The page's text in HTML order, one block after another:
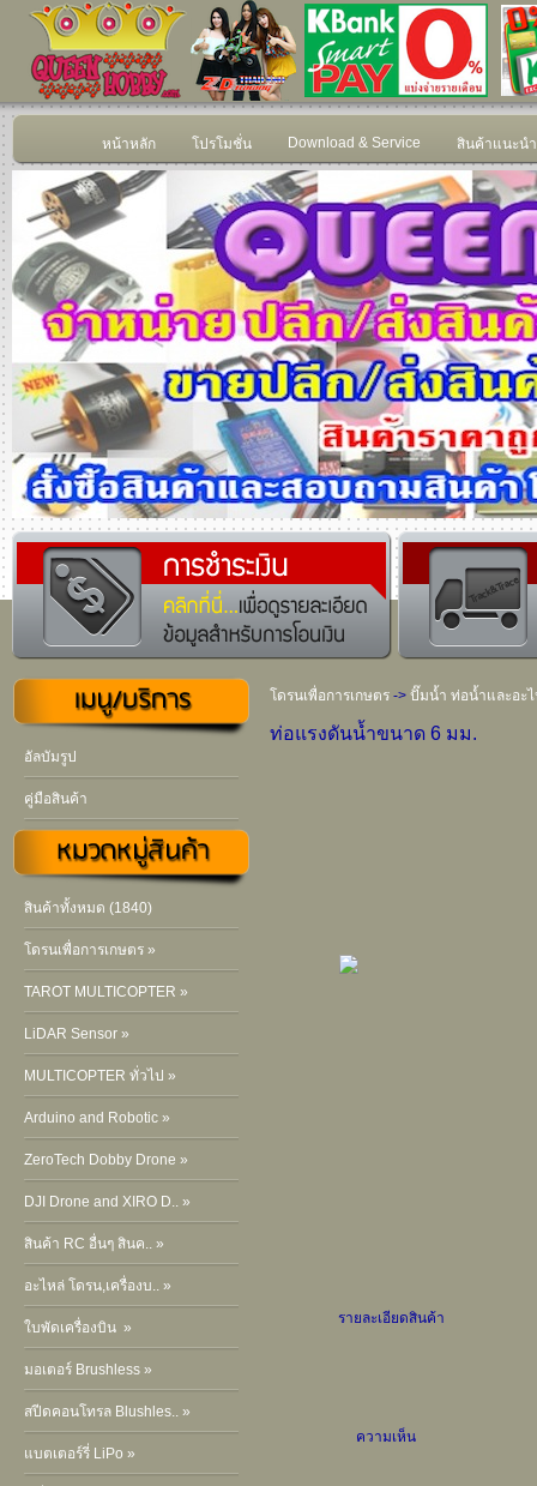
หน้าหลัก โปรโมชั่น Download & Service สินค้าแนะนำ
อัลบัมรูป
คู่มือสินค้า
สินค้าทั้งหมด (1840)
โดรนเพื่อการเกษตร »
TAROT MULTICOPTER »
LiDAR Sensor »
MULTICOPTER ทั่วไป »
Arduino and Robotic »
ZeroTech Dobby Drone »
DJI Drone and XIRO D.. »
สินค้า RC อื่นๆ สินค.. »
อะไหล่ โดรน,เครื่องบ.. »
ใบพัดเครื่องบิน »
มอเตอร์ Brushless »
สปีดคอนโทรล Blushles.. »
แบตเตอร์รี่ LiPo »
โดรนเพื่อการเกษตร -> ปั๊มน้ำ ท่อน้ำและอะ
ท่อแรงดันน้ำขนาด 6 มม.
รายละเอียดสินค้า
ความเห็น